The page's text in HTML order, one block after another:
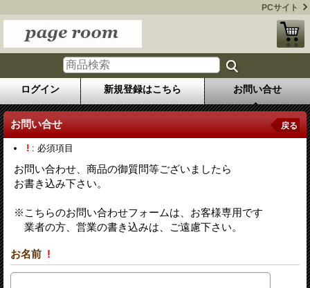
PCサイト
ログイン 新規登録はこちら お問い合せ
お問い合せ 戻る
! : 必須項目
お問い合わせ、商品の御質問等ございましたら
お書き込み下さい。
※こちらのお問い合わせフォームは、お客様専用です
業者の方、営業の書き込みは、ご遠慮下さい。
お名前 !